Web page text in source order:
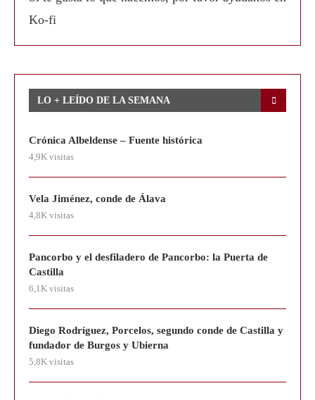
Ko-fi
LO + LEÍDO DE LA SEMANA
Crónica Albeldense – Fuente histórica
4,9K visitas
Vela Jiménez, conde de Álava
4,8K visitas
Pancorbo y el desfiladero de Pancorbo: la Puerta de
Castilla
6,1K visitas
Diego Rodríguez, Porcelos, segundo conde de Castilla y
fundador de Burgos y Ubierna
5,8K visitas